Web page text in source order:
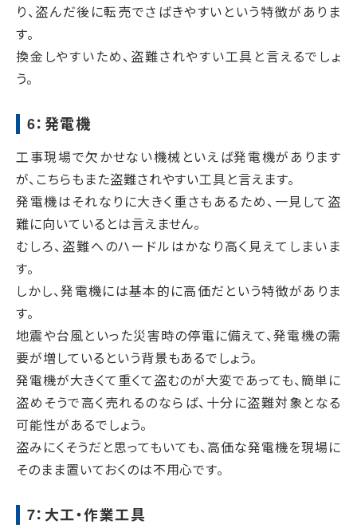
り、盗んだ後に転売でさばきやすいという特徴がありま
す。
換金しやすいため、盗難されやすい工具と言えるでしょ
う。
6：発電機
工事現場で欠かせない機械といえば発電機があります
が、こちらもまた盗難されやすい工具と言えます。
発電機はそれなりに大きく重さもあるため、一見して盗
難に向いているとは言えません。
むしろ、盗難へのハードルはかなり高く見えてしまいま
す。
しかし、発電機には基本的に高価だという特徴がありま
す。
地震や台風といった災害時の停電に備えて、発電機の需
要が増しているという背景もあるでしょう。
発電機が大きくて重くて盗むのが大変であっても、簡単に
盗めそうで高く売れるのならば、十分に盗難対象となる
可能性があるでしょう。
盗みにくそうだと思ってもいても、高価な発電機を現場に
そのまま置いておくのは不用心です。
7：大工・作業工具